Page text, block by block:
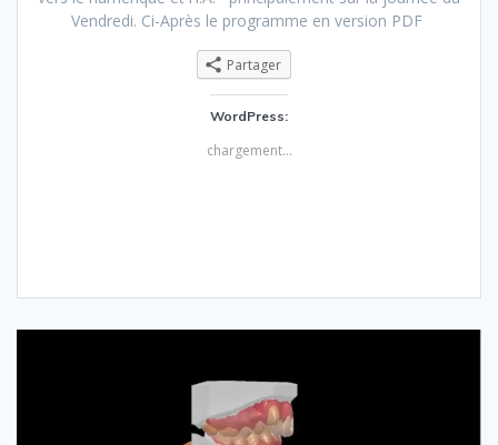
Vendredi. Ci-Après le programme en version PDF
Partager
WordPress:
chargement…